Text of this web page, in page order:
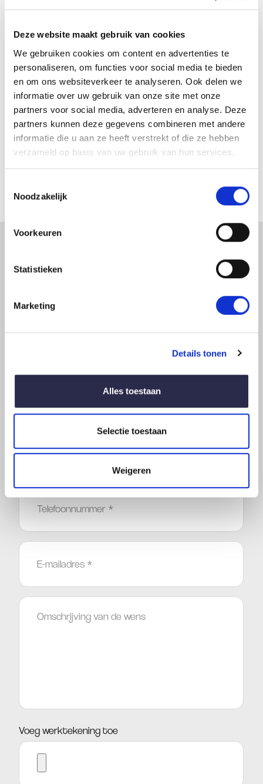
Deze website maakt gebruik van cookies
We gebruiken cookies om content en advertenties te
personaliseren, om functies voor social media te bieden
en om ons websiteverkeer te analyseren. Ook delen we
informatie over uw gebruik van onze site met onze
partners voor social media, adverteren en analyse. Deze
partners kunnen deze gegevens combineren met andere
informatie die u aan ze heeft verstrekt of die ze hebben
verzameld op basis van uw gebruik van hun services.
Noodzakelijk
Voorkeuren
Statistieken
Marketing
Details tonen
Alles toestaan
Selectie toestaan
Weigeren
Ontdek ons verhaal
Product zelf samenstellen
Wilt u een andere variant op dit product? Vul dan
*
Telefoonnummer
E-
mailadres
Wens
Voeg werktekening toe